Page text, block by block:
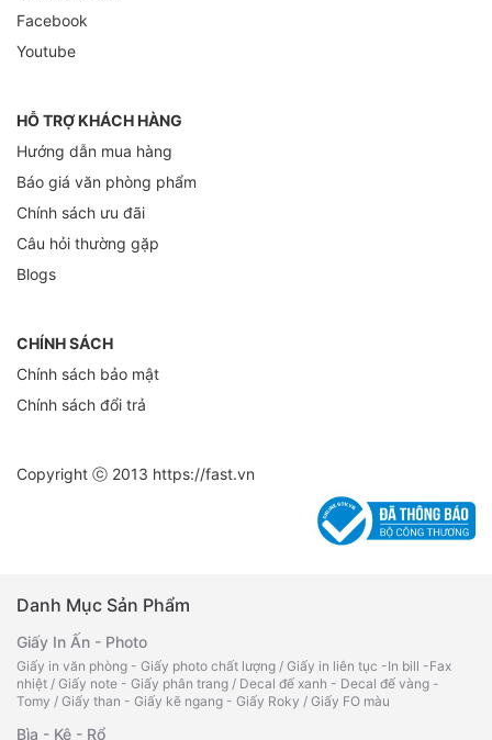
Facebook
Youtube
HỖ TRỢ KHÁCH HÀNG
Hướng dẫn mua hàng
Báo giá văn phòng phẩm
Chính sách ưu đãi
Câu hỏi thường gặp
Blogs
CHÍNH SÁCH
Chính sách bảo mật
Chính sách đổi trả
Copyright ⓒ 2013 https://fast.vn
Danh Mục Sản Phẩm
Giấy In Ấn - Photo
Giấy in văn phòng - Giấy photo chất lượng / Giấy in liên tục -In bill -Fax
nhiệt / Giấy note - Giấy phân trang / Decal đế xanh - Decal đế vàng -
Tomy / Giấy than - Giấy kẽ ngang - Giấy Roky / Giấy FO màu
Bìa - Kệ - Rổ